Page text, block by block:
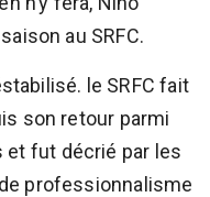
au SRFC.
le SRFC fait
son retour parmi
et fut décrié par les
professionnalisme